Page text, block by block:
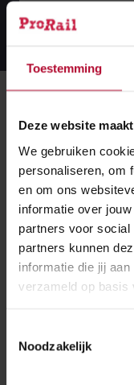
Toestemming
Deze website
We gebruiken
personaliseren, om
en om ons
informatie over
partners voor
partners kunnen
informatie die jij
verzameld op basis
Noodzakelijk
Lees
meer
storing
Ongemak